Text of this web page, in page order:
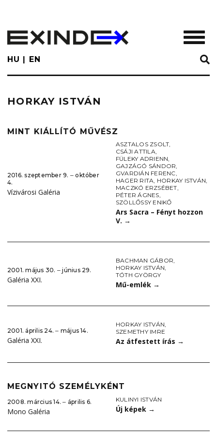
main
content
HU EN
HORKAY ISTVÁN
MINT KIÁLLÍTÓ MŰVÉSZ
2016. szeptember 9. ‒ október
4.
Vízivárosi Galéria
ASZTALOS ZSOLT,
CSÁJI ATTILA,
FÜLEKY ADRIENN,
GAJZÁGÓ SÁNDOR,
GVARDIÁN FERENC,
HAGER RITA, HORKAY ISTVÁN,
MACZKÓ ERZSÉBET,
PÉTER ÁGNES,
SZÖLLŐSSY ENIKŐ
Ars Sacra – Fényt hozzon
V. →
2001. május 30. ‒ június 29.
Galéria XXI.
BACHMAN GÁBOR,
HORKAY ISTVÁN,
TÓTH GYÖRGY
Mű-emlék →
2001. április 24. ‒ május 14.
Galéria XXI.
HORKAY ISTVÁN,
SZEMETHY IMRE
Az átfestett írás →
MEGNYITÓ SZEMÉLYKÉNT
2008. március 14. ‒ április 6.
Mono Galéria
KULINYI ISTVÁN
Új képek →